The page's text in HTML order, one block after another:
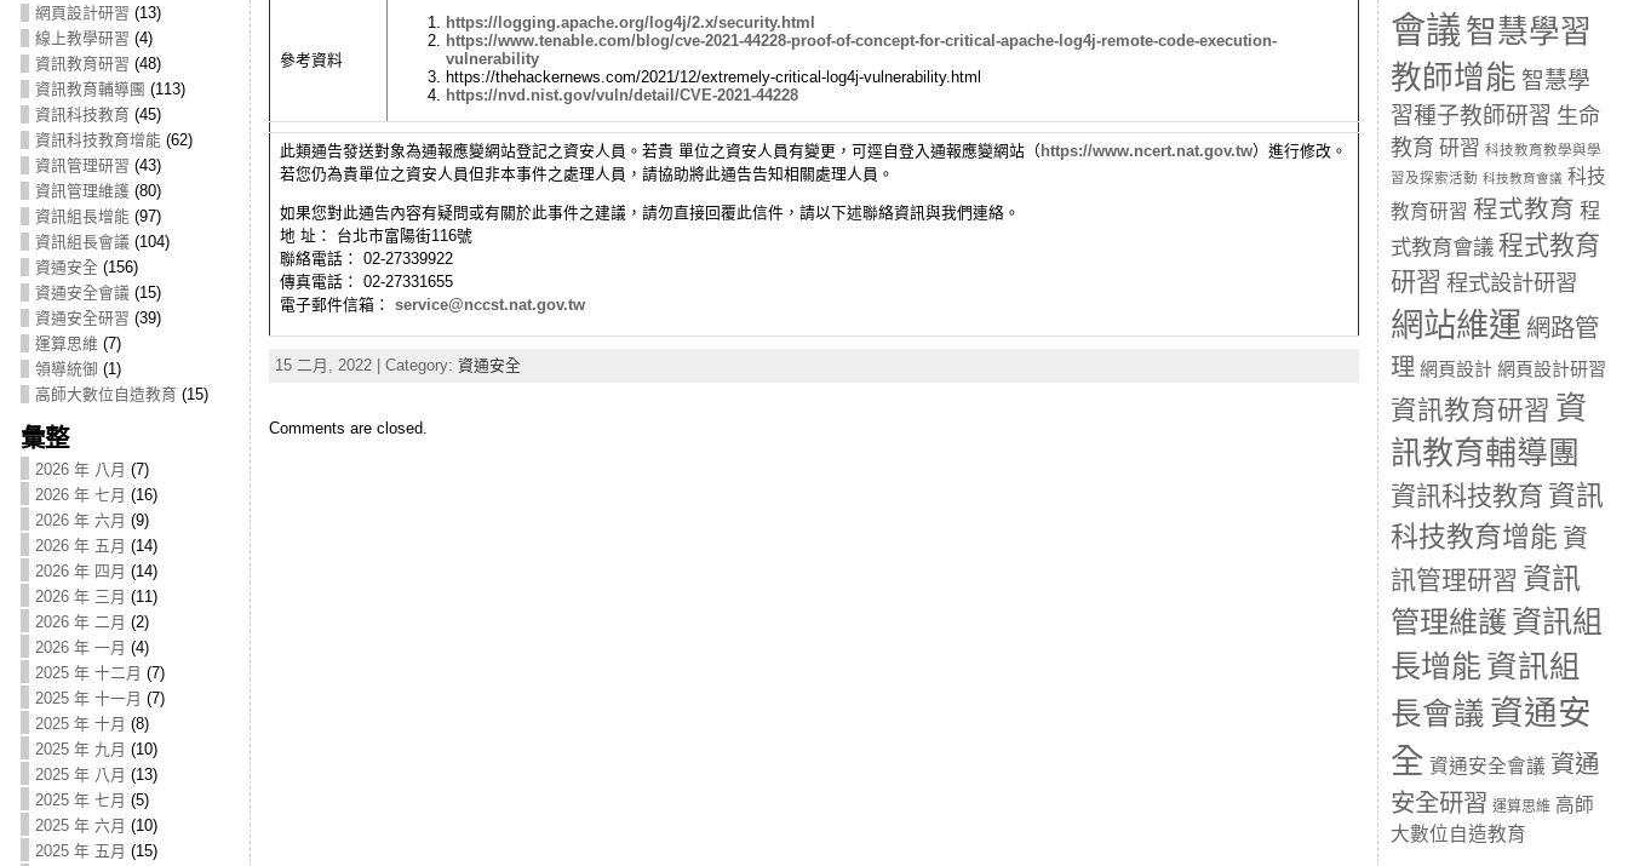
網頁設計研習 (13)
線上教學研習 (4)
資訊教育研習 (48)
資訊教育輔導團 (113)
資訊科技教育 (45)
資訊科技教育增能(62)
資訊管理研習 (43)
資訊管理維護(80)
資訊組長增能(97)
資訊組長會議 (104)
資通安全 (156)
資通安全會議 (15)
資通安全研習 (39)
運算思維 (7)
領導統御 (1)
高師大數位自造教育 (15)
彙整
2026 年 八月 (7)
2026 年 七月 (16)
2026 年 六月 (9)
2026 年 五月 (14)
2026 年 四月 (14)
2026 年 三月 (11)
2026 年 二月 (2)
2026 年 一月 (4)
2025 年 十二月 (7)
2025 年 十一月 (7)
2025 年 十月 (8)
2025 年 九月 (10)
2025 年 八月 (13)
2025 年 七月 (5)
2025 年 六月 (10)
2025 年 五月 (15)
參考資料
https://logging.apache.org/log4j/2.x/security.html
https://www.tenable.com/blog/cve-2021-44228-proof-of-concept-for-critical-apache-log4j-remote-code-execution-
vulnerability
https://thehackernews.com/2021/12/extremely-critical-log4j-vulnerability.html
https://nvd.nist.gov/vuln/detail/CVE-2021-44228
此類通告發送對象為通報應變網站登記之資安人員。若貴 單位之資安人員有變更，可逕自登入通報應變網站（ https://www.ncert.nat.gov.tw）進行修改。
若您仍為貴單位之資安人員但非本事件之處理人員， 請協助將此通告告知相關處理人員。
如果您對此通告內容有疑問或有關於此事件之建議， 請勿直接回覆此信件，請以下述聯絡資訊與我們連絡。
地 址： 台北市富陽街116號
聯絡電話： 02-27339922
傳真電話： 02-27331655
電子郵件信箱： service@nccst.nat.gov.tw
15 二月, 2022 | Category: 資通安全
Comments are closed.
會議 智慧學習
教師增能 智慧學
習種子教師研習 生命
教育 研習 科技教育教學與學
習及探索活動 科技教育會議 科技
教育研習 程式教育 程
式教育會議 程式教育
研習 程式設計研習
網站維運 網路管
理 網頁設計 網頁設計研習
資訊教育研習 資
訊教育輔導團
資訊科技教育 資訊
科技教育增能 資
訊管理研習 資訊
管理維護 資訊組
長增能資訊組
長會議 資通安
全 資通安全會議 資通
安全研習 運算思維 高師
大數位自造教育